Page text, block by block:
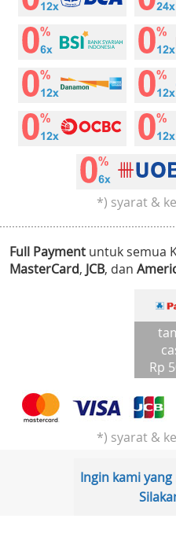
*) syarat &
Full Payment untuk semua
MasterCard, JCB, dan
Rp
*) syarat &
Ingin kami